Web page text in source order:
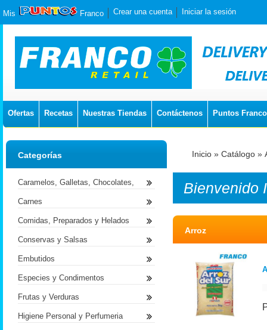
Mis Franco Crear una cuenta Iniciar la sesión
Ofertas Recetas Nuestras Tiendas Contáctenos Puntos Franco
Inicio » Catálogo »
Bienvenido
Arroz
Categorías
Caramelos, Galletas, Chocolates,
Carnes
Comidas, Preparados y Helados
Conservas y Salsas
Embutidos
Especies y Condimentos
Frutas y Verduras
Higiene Personal y Perfumeria